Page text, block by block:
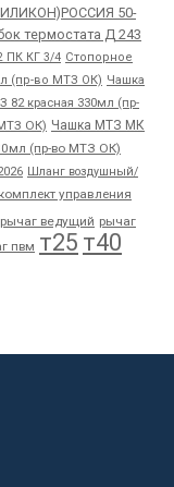
50-
термостата Д 243
ПК КГ 3/4 Стопорное
(пр-во МТЗ ОК) Чашка
82 красная 330мл (пр-
ОК) Чашка МТЗ МК
(пр-во МТЗ ОК)
Шланг воздушный/
комплект управления
рычаг ведущий рычаг
пвм т25 т40